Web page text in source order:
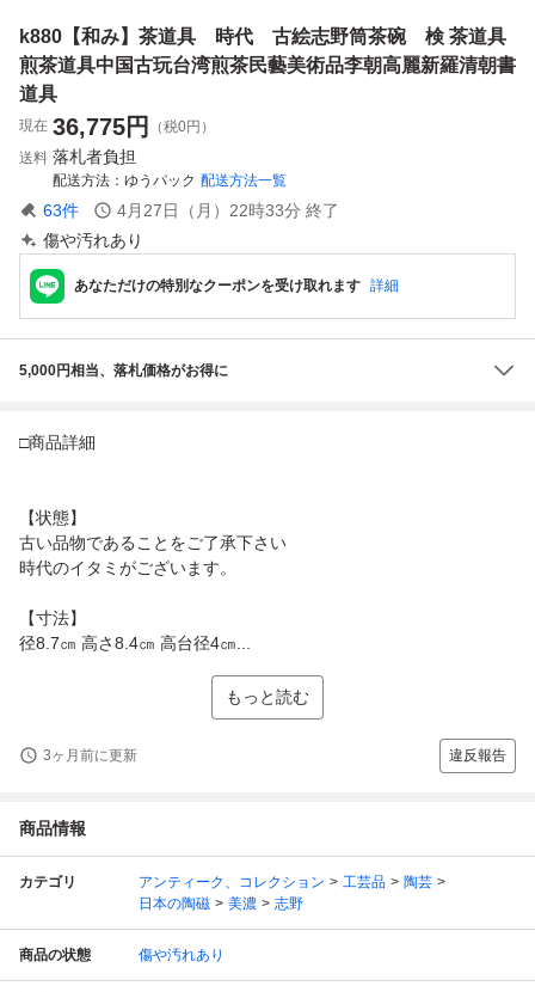
新羅 清朝 書道具
品 kk
董品 時代品 美術
品 古美術品 sht
k880【和み】茶道具 時代 古絵志野筒茶碗 検 茶道具
煎茶道具中国古玩台湾煎茶民藝美術品李朝高麗新羅清朝書
道具
現在 36,775円
（税0円）
送料 落札者負担
配送方法 ゆうパック 配送方法一覧
63件 4月27日（月）22時33分 終了
傷や汚れあり
あなただけの特別なクーポンを受け取れます 詳細
5,000円相当、落札価格がお得に
□商品詳細
【状態】
古い品物であることをご了承下さい
時代のイタミがございます。
【寸法】
径8.7㎝ 高さ8.4㎝ 高台径4㎝...
もっと読む
3ヶ月前に更新 違反報告
商品情報
カテゴリ アンティーク、コレクション 工芸品
陶芸
日本の陶磁
美濃 志野
商品の状態 傷や汚れあり